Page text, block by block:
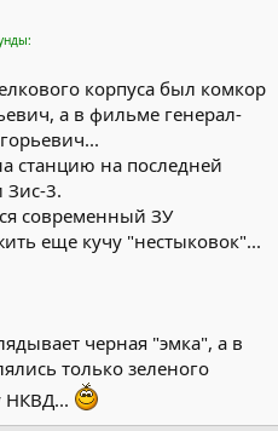
корпуса был комкор
а в фильме генерал-
станцию на последней
Зис-3.
современный ЗУ
еще кучу "нестыковок"...
черная "эмка", а в
только зеленого
НКВД...